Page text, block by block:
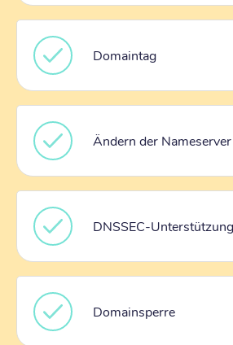
Domaintag
Ändern der Nameserver
DNSSEC-Unterstützung
Domainsperre